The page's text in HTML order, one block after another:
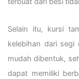
Selain itu, kursi
kelebihan dari segi
mudah dibentuk,
dapat memiliki